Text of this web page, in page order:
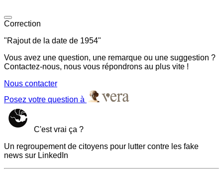
Correction
"Rajout de la date de 1954"
Vous avez une question, une remarque ou une suggestion ?
Contactez-nous, nous vous répondrons au plus vite !
Nous contacter
Posez votre question à
C'est vrai ça ?
Un regroupement de citoyens pour lutter contre les fake
news sur LinkedIn